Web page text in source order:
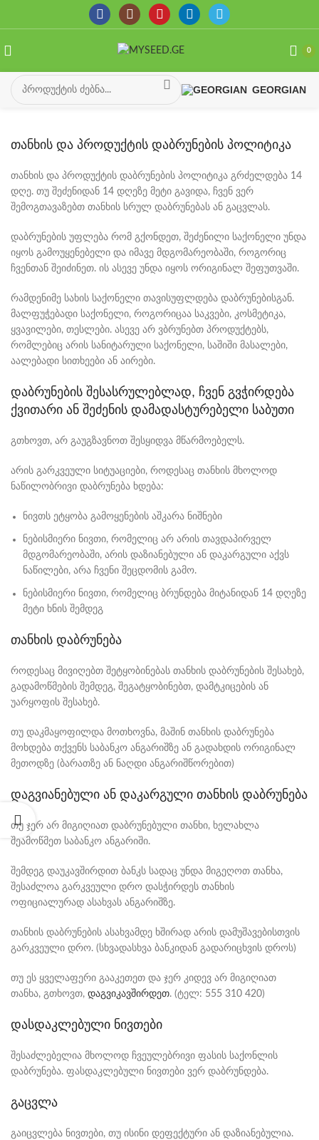
0
GEORGIAN
თანხის და პროდუქტის დაბრუნების პოლიტიკა
თანხის და პროდუქტის დაბრუნების პოლიტიკა გრძელდება 14
დღე. თუ შეძენიდან 14 დღეზე მეტი გავიდა, ჩვენ ვერ
შემოგთავაზებთ თანხის სრულ დაბრუნებას ან გაცვლას.
დაბრუნების უფლება რომ გქონდეთ, შეძენილი საქონელი უნდა
იყოს გამოუყენებელი და იმავე მდგომარეობაში, როგორიც
ჩვენთან შეიძინეთ. ის ასევე უნდა იყოს ორიგინალ შეფუთვაში.
რამდენიმე სახის საქონელი თავისუფლდება დაბრუნებისგან.
მალფუჭებადი საქონელი, როგორიცაა საკვები, კოსმეტიკა,
ყვავილები, თესლები. ასევე არ ვბრუნებთ პროდუქტებს,
რომლებიც არის სანიტარული საქონელი, საშიში მასალები,
აალებადი სითხეები ან აირები.
დაბრუნების შესასრულებლად, ჩვენ გვჭირდება
ქვითარი ან შეძენის დამადასტურებელი საბუთი
გთხოვთ, არ გაუგზავნოთ შესყიდვა მწარმოებელს.
არის გარკვეული სიტუაციები, როდესაც თანხის მხოლოდ
ნაწილობრივი დაბრუნება ხდება:
ნივთს ეტყობა გამოყენების აშკარა ნიშნები
ნებისმიერი ნივთი, რომელიც არ არის თავდაპირველ
მდგომარეობაში, არის დაზიანებული ან დაკარგული აქვს
ნაწილები, არა ჩვენი შეცდომის გამო.
ნებისმიერი ნივთი, რომელიც ბრუნდება მიტანიდან 14 დღეზე
მეტი ხნის შემდეგ
თანხის დაბრუნება
როდესაც მივიღებთ შეტყობინებას თანხის დაბრუნების შესახებ,
გადამოწმების შემდეგ, შეგატყობინებთ, დამტკიცების ან
უარყოფის შესახებ.
თუ დაკმაყოფილდა მოთხოვნა, მაშინ თანხის დაბრუნება
მოხდება თქვენს საბანკო ანგარიშზე ან გადახდის ორიგინალ
მეთოდზე (ბარათზე ან ნაღდი ანგარიშწორებით)
დაგვიანებული ან დაკარგული თანხის დაბრუნება
თუ ჯერ არ მიგიღიათ დაბრუნებული თანხი, ხელახლა
შეამოწმეთ საბანკო ანგარიში.
შემდეგ დაუკავშირდით ბანკს სადაც უნდა მიგეღოთ თანხა,
შესაძლოა გარკვეული დრო დასჭირდეს თანხის
ოფიციალურად ასახვას ანგარიშზე.
თანხის დაბრუნების ასახვამდე ხშირად არის დამუშავებისთვის
გარკვეული დრო. (სხვადასხვა ბანკიდან გადარიცხვის დროს)
თუ ეს ყველაფერი გააკეთეთ და ჯერ კიდევ არ მიგიღიათ
თანხა, გთხოვთ, დაგვიკავშირდეთ. (ტელ: 555 310 420)
დასდაკლებული ნივთები
შესაძლებელია მხოლოდ ჩვეულებრივი ფასის საქონლის
დაბრუნება. ფასდაკლებული ნივთები ვერ დაბრუნდება.
გაცვლა
გაიცვლება ნივთები, თუ ისინი დეფექტური ან დაზიანებულია.